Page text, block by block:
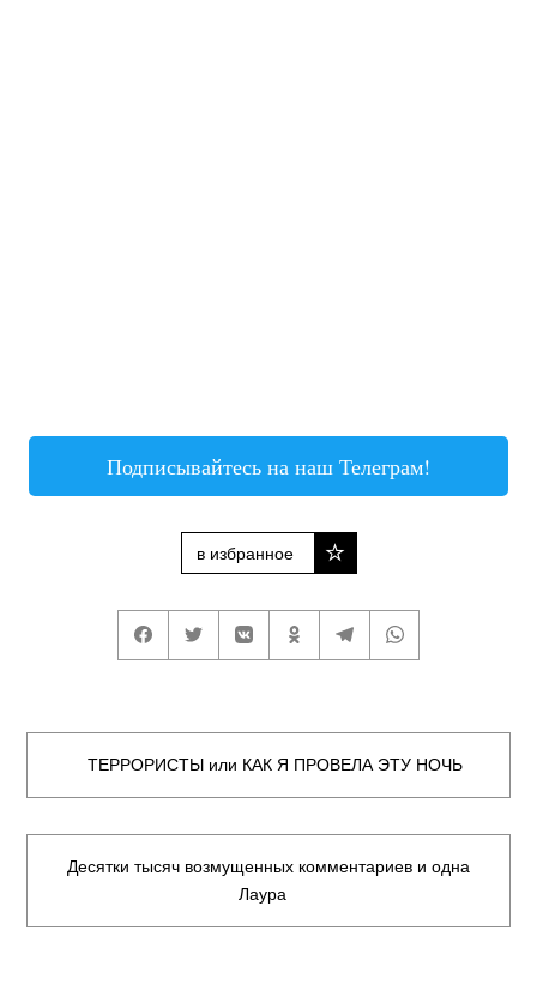
Подписывайтесь на наш Телеграм!
в избранное
ТЕРРОРИСТЫ или КАК Я ПРОВЕЛА ЭТУ НОЧЬ
Десятки тысяч возмущенных комментариев и одна
Лаура